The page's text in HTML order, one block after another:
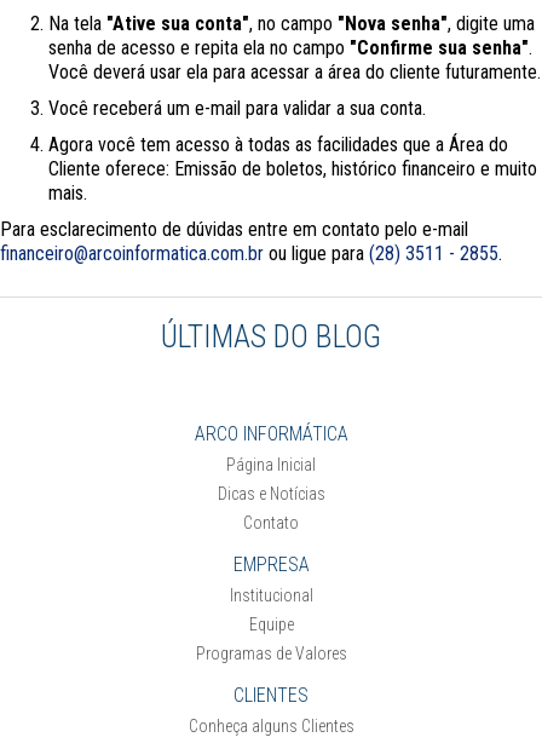
Na tela "Ative sua conta", no campo "Nova senha", digite uma
senha de acesso e repita ela no campo "Confirme sua senha".
Você deverá usar ela para acessar a área do cliente futuramente.
Você receberá um e-mail para validar a sua conta.
Agora você tem acesso à todas as facilidades que a Área do
Cliente oferece: Emissão de boletos, histórico financeiro e muito
mais.
Para esclarecimento de dúvidas entre em contato pelo e-mail
financeiro@arcoinformatica.com.br ou ligue para (28) 3511 - 2855.
ÚLTIMAS DO BLOG
ARCO INFORMÁTICA
Página Inicial
Dicas e Notícias
Contato
EMPRESA
Institucional
Equipe
Programas de Valores
CLIENTES
Conheça alguns Clientes